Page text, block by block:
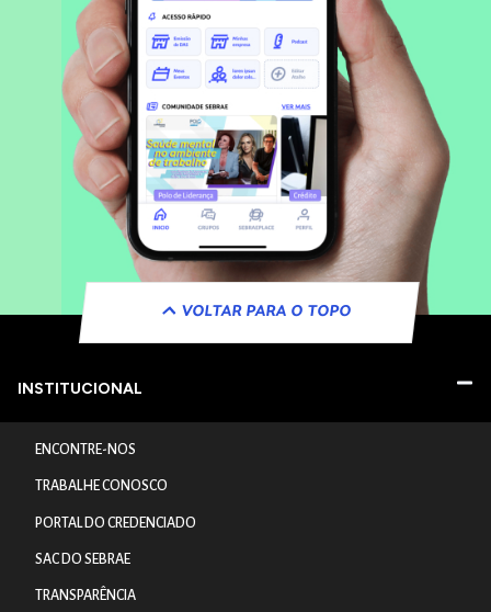
VOLTAR PARA O TOPO
INSTITUCIONAL
ENCONTRE-NOS
TRABALHE CONOSCO
PORTAL DO CREDENCIADO
SAC DO SEBRAE
TRANSPARÊNCIA